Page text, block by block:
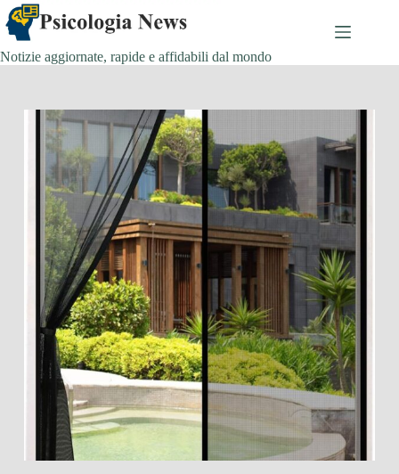
Salta
al
contenuto
Notizie aggiornate, rapide e affidabili dal mondo